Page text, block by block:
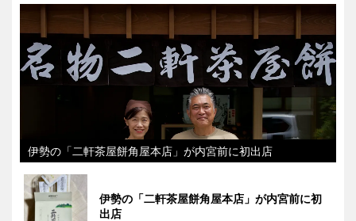
伊勢の「二軒茶屋餅角屋本店」が内宮前に初出店
伊勢の「二軒茶屋餅角屋本店」が内宮前に初
出店